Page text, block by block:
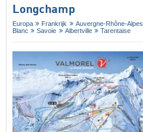
Longchamp
Europa Frankrijk Auvergne-Rhône-Alpes
Blanc
Savoie Albertville Tarentaise